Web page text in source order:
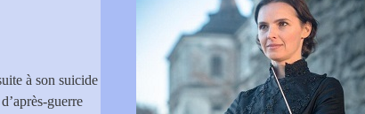
à son suicide
guerre